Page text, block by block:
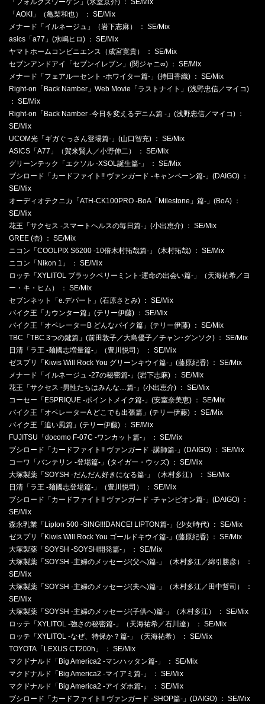
「フォルクスワーゲン」(氷室京介) ： SE/Mix
「AOKI」（亀梨和也） ： SE/Mix
メナード「イルネージュ」（岩下志麻） ： SE/Mix
asics「a77」(水嶋ヒロ) ： SE/Mix
ヤマトホームコンビニエンス（成宮寛貴） ： SE/Mix
セブンアンドアイ「セブンイレブン」(関ジャニ∞) ： SE/Mix
メナード「フェアルーセント -ホワイター篇-」(持田香織) ： SE/Mix
Right-on「Back Namber」Web Movie「ラストナイト」(浅野忠信／マイコ)
： SE/Mix
Right-on「Back Namber -今日を変えるデニム篇 -」(浅野忠信／マイコ) ：
SE/Mix
UCOM光「ギガぐっさん登場篇-」(山口智充) ： SE/Mix
ASICS「A77」（賀来賢人／小野伸二） ： SE/Mix
グリーンテック「エクソル -XSOL誕生篇-」 ： SE/Mix
ブシロード「カードファイト!! ヴァンガード -キャンペーン篇-」(DAIGO) ：
SE/Mix
オーディオテクニカ「ATH-CK100PRO -BoA「Milestone」篇-」(BoA) ：
SE/Mix
花王「サクセス -スマートヘルスの毎日篇-」(小出恵介) ： SE/Mix
GREE (杏) ： SE/Mix
ニコン「COOLPIX S6200 -10倍木村拓哉篇-」 (木村拓哉) ： SE/Mix
ニコン「Nikon 1」 ： SE/Mix
ロッテ「XYLITOL ブラックベリーミント-運命の出会い篇-」（天海祐希／ヨ
ー・キ・ヒム） ： SE/Mix
セブンネット「e.デパート」(石原さとみ) ： SE/Mix
バイク王「カウンター篇」(テリー伊藤) ： SE/Mix
バイク王「オペレーターB どんなバイク篇」(テリー伊藤) ： SE/Mix
TBC「TBC 3つの鍵篇」(前田敦子／大島優子／チャン･グンソク) ： SE/Mix
日清「ラ王 -麺國志増量篇-」（豊川悦司） ： SE/Mix
ゼスプリ「Kiwis Will Rock You グリーンキウイ篇-」(藤原紀香) ： SE/Mix
メナード「イルネージュ -27の秘密篇-」(岩下志麻) ： SE/Mix
花王「サクセス -男性たちはみんな…篇-」(小出恵介) ： SE/Mix
コーセー「ESPRIQUE -ポイントメイク篇-」(安室奈美恵) ： SE/Mix
バイク王「オペレーターA どこでも出張篇」(テリー伊藤) ： SE/Mix
バイク王「追い風篇」(テリー伊藤) ： SE/Mix
FUJITSU「docomo F-07C -ワンカット篇-」 ： SE/Mix
ブシロード「カードファイト!! ヴァンガード -講師篇-」(DAIGO) ： SE/Mix
コーワ「バンテリン -登場篇-」(タイガー・ウッズ) ： SE/Mix
大塚製薬「SOYSH -だんだん好きになる篇-」（木村多江） ： SE/Mix
日清「ラ王 -麺國志登場篇-」（豊川悦司） ： SE/Mix
ブシロード「カードファイト!! ヴァンガード -チャンピオン篇-」(DAIGO) ：
SE/Mix
森永乳業「Lipton 500 -SING!!!DANCE! LIPTON篇-」(少女時代) ： SE/Mix
ゼスプリ「Kiwis Will Rock You ゴールドキウイ篇-」(藤原紀香) ： SE/Mix
大塚製薬「SOYSH -SOYSH開発篇-」 ： SE/Mix
大塚製薬「SOYSH -主婦のメッセージ(父へ)篇-」（木村多江／綿引勝彦） ：
SE/Mix
大塚製薬「SOYSH -主婦のメッセージ(夫へ)篇-」（木村多江／田中哲司） ：
SE/Mix
大塚製薬「SOYSH -主婦のメッセージ(子供へ)篇-」（木村多江） ： SE/Mix
ロッテ「XYLITOL -強さの秘密篇-」（天海祐希／石川遼） ： SE/Mix
ロッテ「XYLITOL -なぜ、特保か？篇-」（天海祐希） ： SE/Mix
TOYOTA「LEXUS CT200h」 ： SE/Mix
マクドナルド「Big America2 -マンハッタン篇-」 ： SE/Mix
マクドナルド「Big America2 -マイアミ篇-」 ： SE/Mix
マクドナルド「Big America2 -アイダホ篇-」 ： SE/Mix
ブシロード「カードファイト!! ヴァンガード -SHOP篇-」(DAIGO) ： SE/Mix